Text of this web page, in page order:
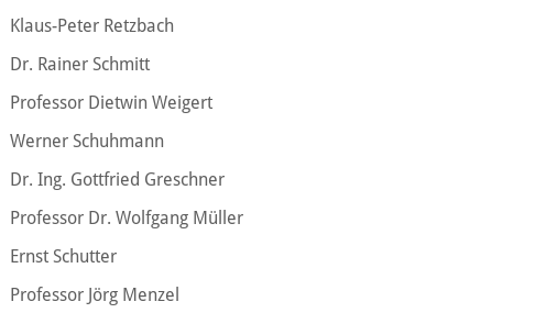
Klaus-Peter Retzbach
Dr. Rainer Schmitt
Professor Dietwin Weigert
Werner Schuhmann
Dr. Ing. Gottfried Greschner
Professor Dr. Wolfgang Müller
Ernst Schutter
Professor Jörg Menzel